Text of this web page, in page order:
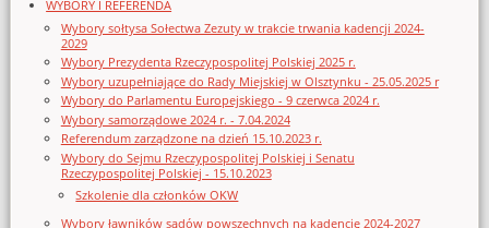
WYBORY I REFERENDA
Wybory sołtysa Sołectwa Zezuty w trakcie trwania kadencji 2024-
2029
Wybory Prezydenta Rzeczypospolitej Polskiej 2025 r.
Wybory uzupełniające do Rady Miejskiej w Olsztynku - 25.05.2025 r
Wybory do Parlamentu Europejskiego - 9 czerwca 2024 r.
Wybory samorządowe 2024 r. - 7.04.2024
Referendum zarządzone na dzień 15.10.2023 r.
Wybory do Sejmu Rzeczypospolitej Polskiej i Senatu
Rzeczypospolitej Polskiej - 15.10.2023
Szkolenie dla członków OKW
Wybory ławników sądów powszechnych na kadencję 2024-2027